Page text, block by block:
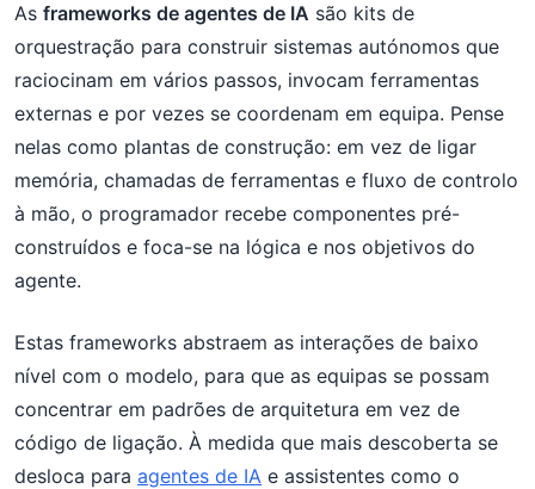
As frameworks de agentes de IA são kits de
orquestração para construir sistemas autónomos que
raciocinam em vários passos, invocam ferramentas
externas e por vezes se coordenam em equipa. Pense
nelas como plantas de construção: em vez de ligar
memória, chamadas de ferramentas e fluxo de controlo
à mão, o programador recebe componentes pré-
construídos e foca-se na lógica e nos objetivos do
agente.
Estas frameworks abstraem as interações de baixo
nível com o modelo, para que as equipas se possam
concentrar em padrões de arquitetura em vez de
código de ligação. À medida que mais descoberta se
desloca para agentes de IA e assistentes como o